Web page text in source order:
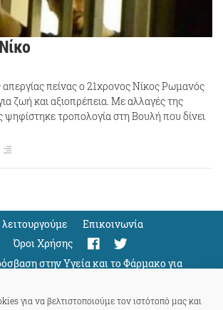
για να βελτιστοποιούμε τον ιστότοπό μας και
πείνας ο 21χρονος Νίκος Ρωμανός
ζωή και αξιοπρέπεια. Με αλλαγές της
ψηφίστηκε τροπολογία στη Βουλή που δίνει
Eπικοινωνία
Όροι Χρήσης
στην Υγεία και το Φάρμακο για
Support